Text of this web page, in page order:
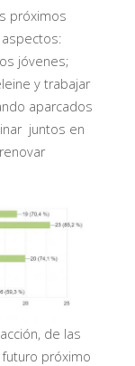
próximos
jóvenes;
y trabajar
aparcados
juntos en
de las
próximo